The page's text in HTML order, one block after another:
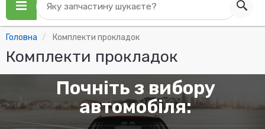
Яку запчастину шукаєте?
Головна Комплекти прокладок
Комплекти прокладок
Почніть з вибору
автомобіля: